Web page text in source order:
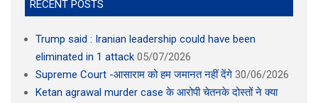
eliminated in 1 attack 05/07/2026
Supreme Court -आसाराम को हम जमानत नहीं देंगे
Ketan agrawal murder case के आरोपी चेतनके दोस्तों ने क्या
किए खुलासे 30/06/2026